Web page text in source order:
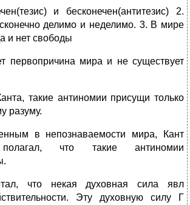
и бесконечен(антитезис) 2.
делимо и неделимо. 3. В мире
и нет свободы
первопричина мира и не существует
такие антиномии присущи только
разуму.
в непознаваемости мира, Кант
что такие антиномии
что некая духовная сила явл
Эту духовную силу Г